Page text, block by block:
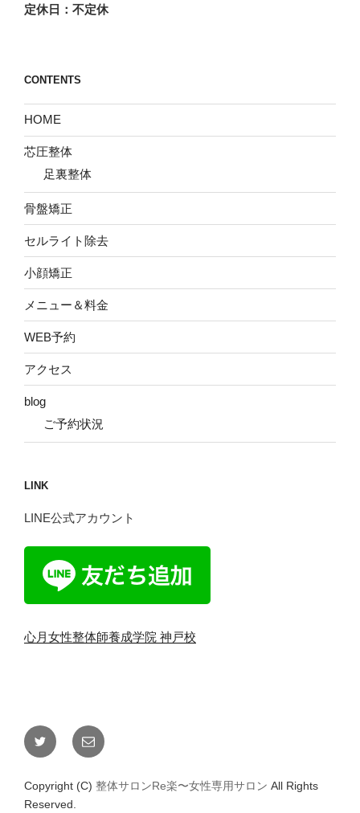
定休日：不定休
CONTENTS
HOME
芯圧整体
足裏整体
骨盤矯正
セルライト除去
小顔矯正
メニュー＆料金
WEB予約
アクセス
blog
ご予約状況
LINK
LINE公式アカウント
心月女性整体師養成学院 神戸校
Twitter
メ
ー
Copyright (C) 整体サロンRe楽〜女性専用サロン All Rights
Reserved.